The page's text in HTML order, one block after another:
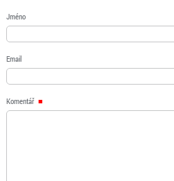
Jméno
Email
Komentář